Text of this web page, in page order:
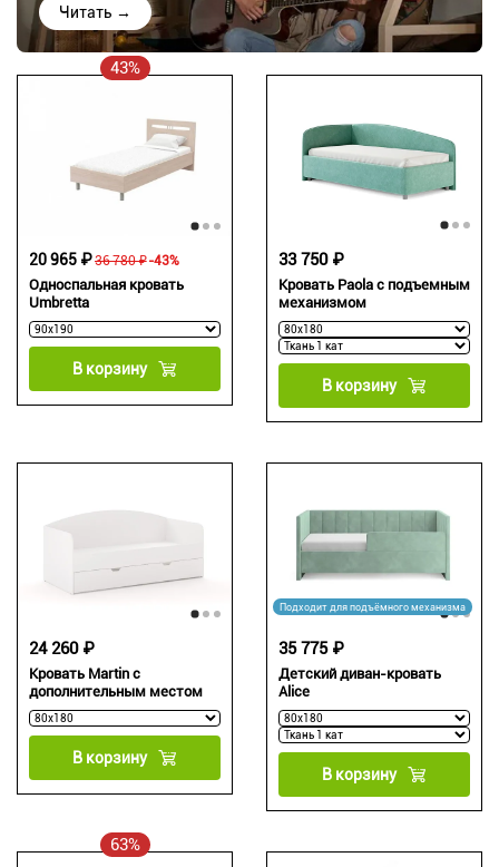
Читать →
43%
Односпальная кровать
Umbretta
36 780 ₽
20 965 ₽ -43%
В корзину
Кровать Paola с подъемным
механизмом
33 750 ₽
В корзину
Кровать Martin с
дополнительным местом
24 260 ₽
В корзину
Подходит для подъёмного механизма
Детский диван-кровать
Alice
35 775 ₽
В корзину
63%